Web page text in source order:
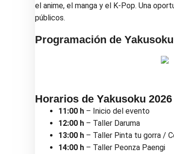
el anime, el manga y el K-Pop. Una
públicos.
Programación de
Horarios de Yakusoku 2026
11:00 h – Inicio del evento
12:00 h – Taller Daruma
13:00 h – Taller Pinta tu gorra /
14:00 h – Taller Peonza Paengi